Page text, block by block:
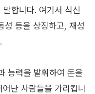
합니다. 여기서 식신
성 등을 상징하고, 재성
능력을 발휘하여 돈을
난 사람들을 가리킵니